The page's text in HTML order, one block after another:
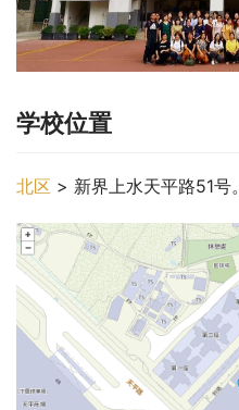
学校位置
北区 > 新界上水天平路51号。